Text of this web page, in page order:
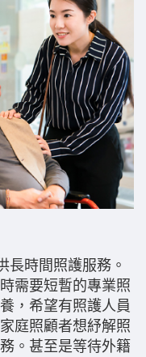
長時間照護服務。
需要短暫的專業照
，希望有照護人員
庭照顧者想紓解照
。甚至是等待外籍